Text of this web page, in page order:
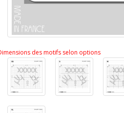
des motifs selon options